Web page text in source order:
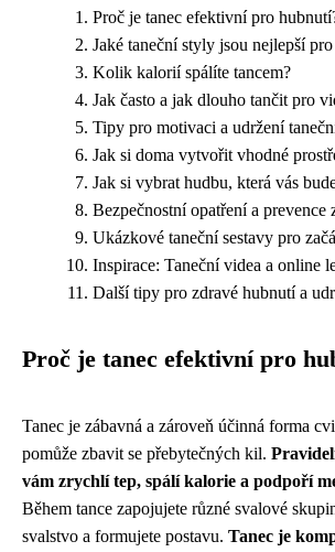
Proč je tanec efektivní pro
Jaké taneční styly jsou nejlepší
Kolik kalorií spálíte tancem?
Jak často a jak dlouho tančit pro
Tipy pro motivaci a udržení
Jak si doma vytvořit vhodné
Jak si vybrat hudbu, která vás
Bezpečnostní opatření a prevence
Ukázkové taneční sestavy pro
Inspirace: Taneční videa a online
Další tipy pro zdravé hubnutí a
Proč je tanec efektivní pro
Tanec je zábavná a zároveň účinná forma
pomůže zbavit se přebytečných kil.
vám zrychlí tep, spálí kalorie a podpoří
Během tance zapojujete různé svalové
svalstvo a formujete postavu. Tanec je